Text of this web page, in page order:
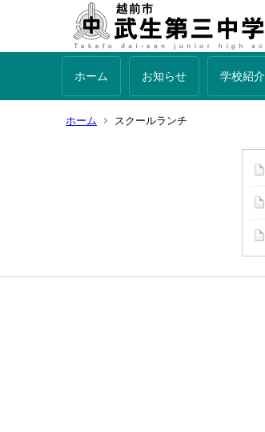
ホーム お知らせ 学校紹介
ホーム スクールランチ